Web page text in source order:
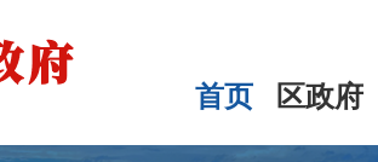
首页 区政府